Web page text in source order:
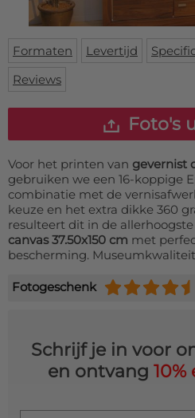
Deurmat
Vloermat
Skateboard deck
Over ons
Inloggen
WhatsApp
Formaten Levertijd
Reviews
Foto's
Voor het printen van gevernist
gebruiken we een 16-koppige
combinatie met de
keuze en het extra dikke 360
resulteert dit in de
canvas 37.50x150 cm met
bescherming.
Fotogeschenk
Schrijf je in voor
en ontvang